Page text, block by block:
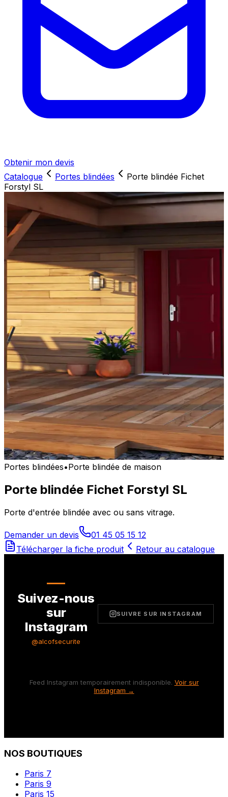
Obtenir mon devis
Catalogue
Portes blindées
Porte blindée Fichet
Forstyl SL
Portes blindées•Porte blindée de maison
Porte blindée Fichet Forstyl SL
Porte d'entrée blindée avec ou sans vitrage.
Demander un devis
01 45 05 15 12
Télécharger la fiche produit
Retour au catalogue
Suivez-nous
sur
Instagram
@alcofsecurite
SUIVRE SUR INSTAGRAM
Feed Instagram temporairement indisponible. Voir sur
Instagram →
NOS BOUTIQUES
Paris 7
Paris 9
Paris 15